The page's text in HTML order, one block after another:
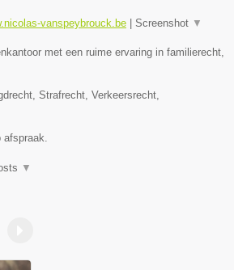
vanspeybrouck.be Screenshot ▼
met een ruime ervaring in familierecht,
Strafrecht, Verkeersrecht,
▼